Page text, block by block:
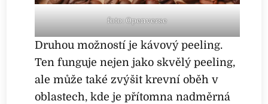
foto: Openverse
Druhou možností je kávový peeling.
Ten funguje nejen jako skvělý peeling,
ale může také zvýšit krevní oběh v
oblastech, kde je přítomna nadměrná